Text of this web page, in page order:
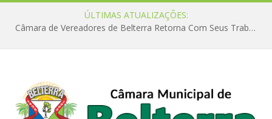
ÚLTIMAS ATUALIZAÇÕES:
Câmara de Vereadores de Belterra Retorna Com Seus Trabalhos Legislativos